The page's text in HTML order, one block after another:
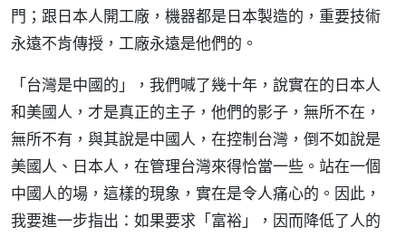
門；跟日本人開工廠，機器都是日本製造的，重要技術
永遠不肯傳授，工廠永遠是他們的。
「台灣是中國的」，我們喊了幾十年，說實在的日本人
和美國人，才是真正的主子，他們的影子，無所不在，
無所不有，與其說是中國人，在控制台灣，倒不如說是
美國人、日本人，在管理台灣來得恰當一些。站在一個
中國人的場，這樣的現象，實在是令人痛心的。因此，
我要進一步指出：如果要求「富裕」，因而降低了人的